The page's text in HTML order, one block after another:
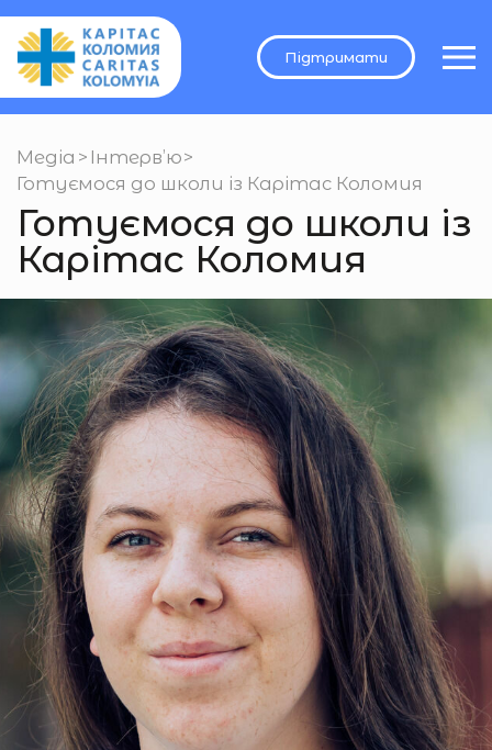
Підтримати
Медіа > Інтерв’ю>
Готуємося до школи із Карітас Коломия
Готуємося до школи із
Карітас Коломия